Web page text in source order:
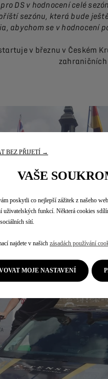
DS v hodnocení celé
sezónu, která bude
abychom se v hodnocení
v březnu v Českém
zahraničních
BEZ PŘIJETÍ →
VAŠE
poskytli co nejlepší zážitek z našeho
uživatelských funkcí. Některá cookies
sítí.
najdete v našich zásadách používání
MOJE NASTAVENÍ